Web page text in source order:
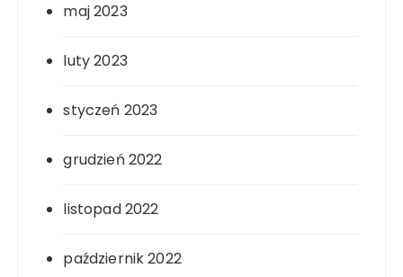
maj 2023
luty 2023
styczeń 2023
grudzień 2022
listopad 2022
październik 2022